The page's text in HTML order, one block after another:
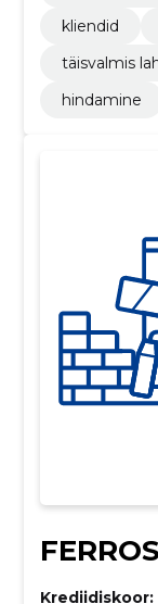
kliendid
täisvalmis
hindamine
Krediidiskoor: